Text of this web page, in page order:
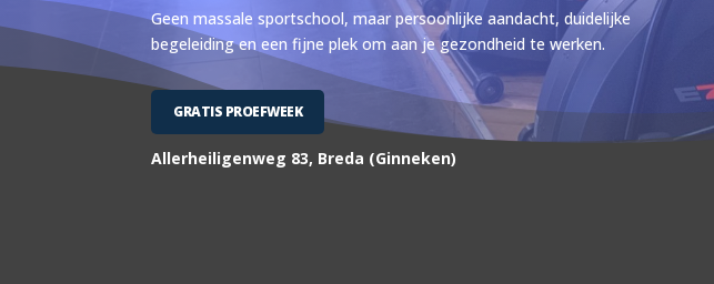
Geen massale sportschool, maar persoonlijke aandacht, duidelijke
begeleiding en een fijne plek om aan je gezondheid te werken.
GRATIS PROEFWEEK
Allerheiligenweg 83, Breda (Ginneken)